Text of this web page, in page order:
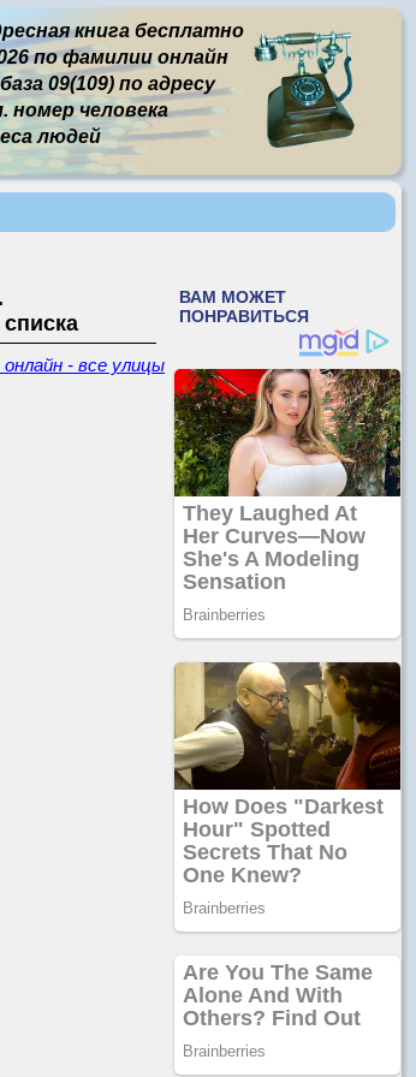
книга бесплатно
по фамилии онлайн
09(109) по адресу
человека
людей
онлайн - все улицы